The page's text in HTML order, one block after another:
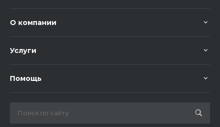
О компании
Услуги
Помощь